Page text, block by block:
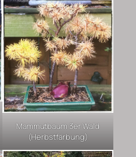
Mammutbaum 3er Wald
(Herbstfärbung)